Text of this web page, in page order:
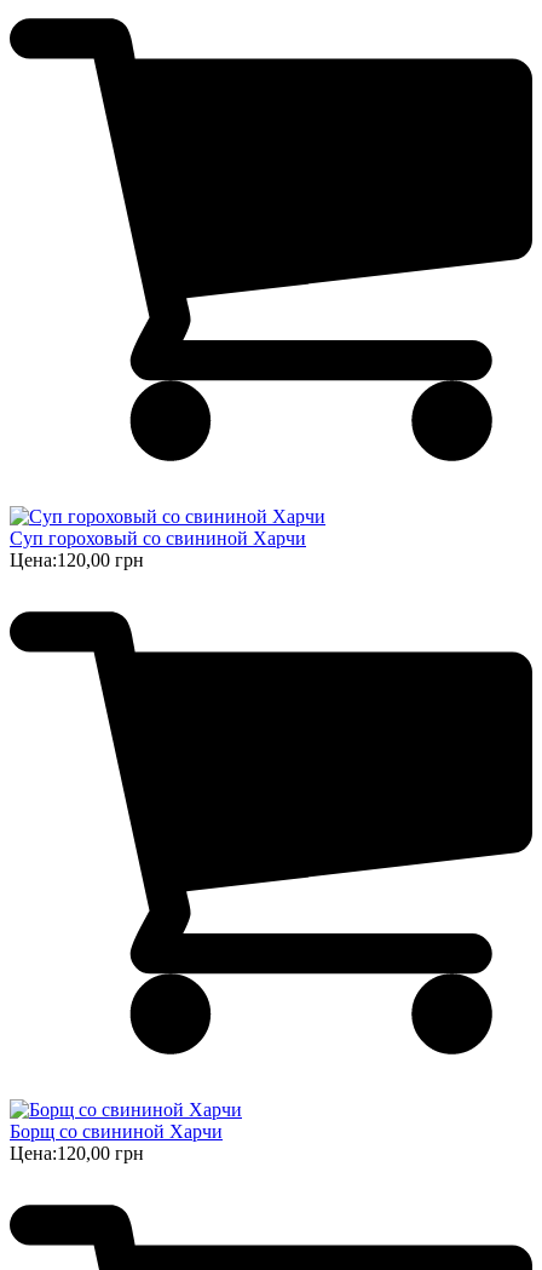
Суп гороховый со свининой Харчи
Цена:120,00 грн
Борщ cо свининой Харчи
Цена:120,00 грн